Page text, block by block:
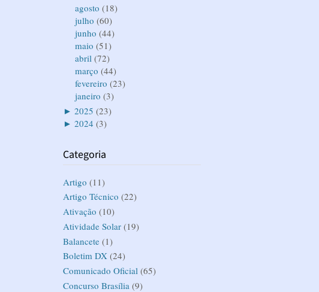
agosto (18)
julho (60)
junho (44)
maio (51)
abril (72)
março (44)
fevereiro (23)
janeiro (3)
► 2025 (23)
► 2024 (3)
Categoria
Artigo (11)
Artigo Técnico (22)
Ativação (10)
Atividade Solar (19)
Balancete (1)
Boletim DX (24)
Comunicado Oficial (65)
Concurso Brasília (9)